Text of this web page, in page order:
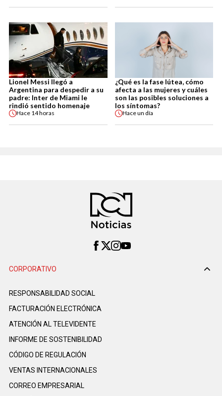
Lionel Messi llegó a
Argentina para despedir a su
padre: Inter de Miami le
rindió sentido homenaje
Hace 14 horas
¿Qué es la fase lútea, cómo
afecta a las mujeres y cuáles
son las posibles soluciones a
los síntomas?
Haceun día
CORPORATIVO
RESPONSABILIDAD SOCIAL
FACTURACIÓN ELECTRÓNICA
ATENCIÓN AL TELEVIDENTE
INFORME DE SOSTENIBILIDAD
CÓDIGO DE REGULACIÓN
VENTAS INTERNACIONALES
CORREO EMPRESARIAL